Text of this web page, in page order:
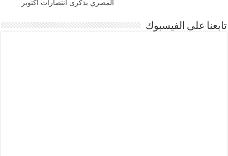
المصري بذكرى انتصارات أكتوبر
تابعنا على الفيسبوك